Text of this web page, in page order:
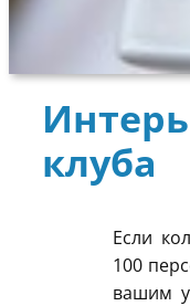
клуба
Если
100
вашим